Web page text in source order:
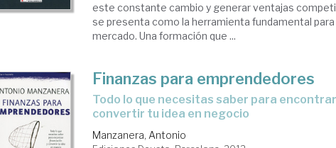
este constante cambio y generar ventajas
se presenta como la herramienta fundamental
mercado. Una formación que ...
Finanzas para emprendedores
todo lo que necesitas saber para encontrar financiación y
convertir tu idea en negocio
Manzanera, Antonio